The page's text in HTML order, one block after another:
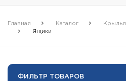
Главная Каталог
Ящики
ФИЛЬТР ТОВАРОВ